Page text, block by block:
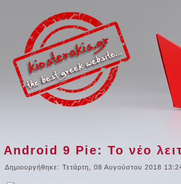
Android 9 Pie: Το νέο
Δημιουργήθηκε: Τετάρτη, 08 Αυγούστου 2018